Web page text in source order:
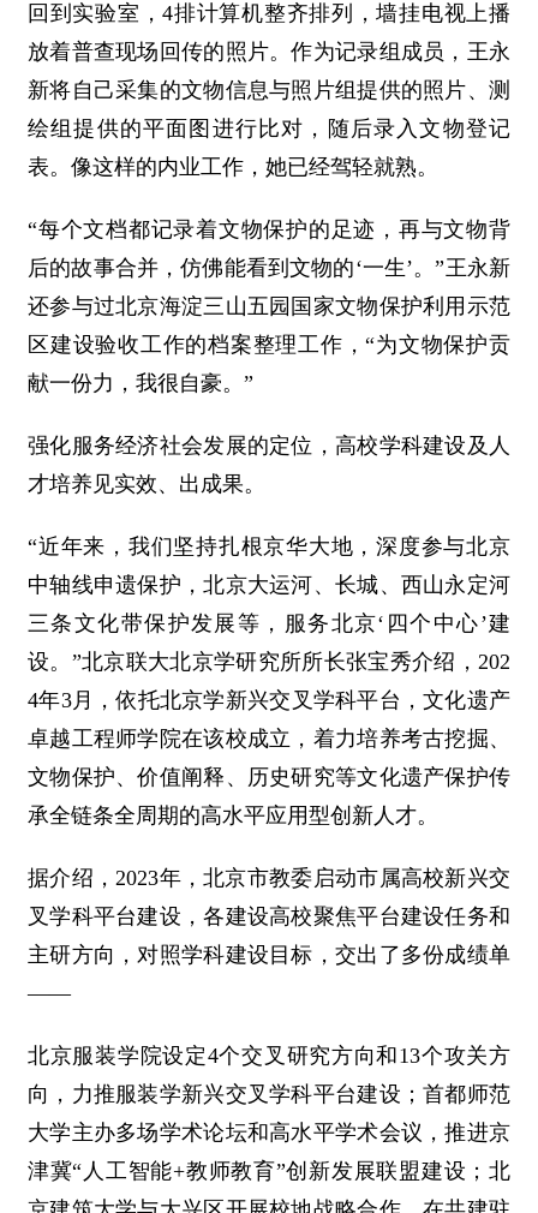
回到实验室，4排计算机整齐排列，墙挂电视上播
放着普查现场回传的照片。作为记录组成员，王永
新将自己采集的文物信息与照片组提供的照片、测
绘组提供的平面图进行比对，随后录入文物登记
表。像这样的内业工作，她已经驾轻就熟。
“每个文档都记录着文物保护的足迹，再与文物背
后的故事合并，仿佛能看到文物的‘一生’。”王永新
还参与过北京海淀三山五园国家文物保护利用示范
区建设验收工作的档案整理工作，“为文物保护贡
献一份力，我很自豪。”
强化服务经济社会发展的定位，高校学科建设及人
才培养见实效、出成果。
“近年来，我们坚持扎根京华大地，深度参与北京
中轴线申遗保护，北京大运河、长城、西山永定河
三条文化带保护发展等，服务北京‘四个中心’建
设。”北京联大北京学研究所所长张宝秀介绍，202
4年3月，依托北京学新兴交叉学科平台，文化遗产
卓越工程师学院在该校成立，着力培养考古挖掘、
文物保护、价值阐释、历史研究等文化遗产保护传
承全链条全周期的高水平应用型创新人才。
据介绍，2023年，北京市教委启动市属高校新兴交
叉学科平台建设，各建设高校聚焦平台建设任务和
主研方向，对照学科建设目标，交出了多份成绩单
——
北京服装学院设定4个交叉研究方向和13个攻关方
向，力推服装学新兴交叉学科平台建设；首都师范
大学主办多场学术论坛和高水平学术会议，推进京
津冀“人工智能+教师教育”创新发展联盟建设；北